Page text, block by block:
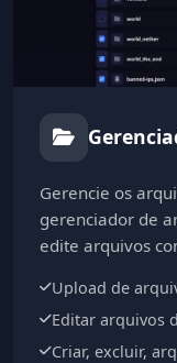
Gerencie os
gerenciador de
edite arquivos
Upload de
Editar arquivos
Criar, excluir,